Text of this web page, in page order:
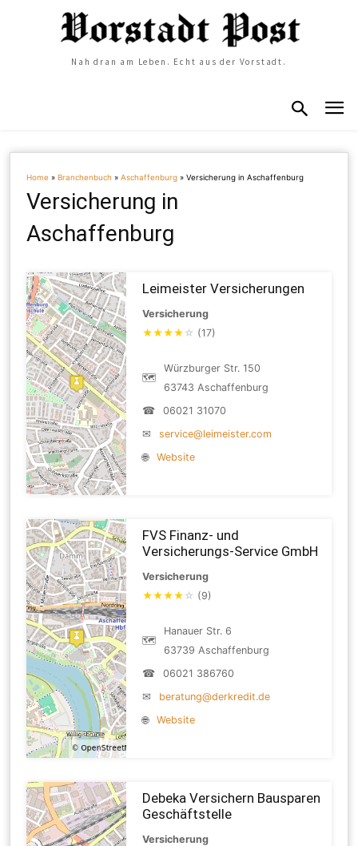
Nah dran am Leben. Echt aus der Vorstadt.
Home »Branchenbuch »Aschaffenburg »Versicherung in Aschaffenburg
Versicherung in
Aschaffenburg
Leimeister Versicherungen
Versicherung
★★★★ ☆ (17)
🗺
Würzburger Str. 150
63743 Aschaffenburg
☎
06021 31070
✉
service@leimeister.com
🌐
Website
FVS Finanz- und
Versicherungs-Service GmbH
Versicherung
★★★★ ☆ (9)
🗺
Hanauer Str. 6
63739 Aschaffenburg
☎
06021 386760
✉
beratung@derkredit.de
🌐
Website
Debeka Versichern Bausparen
Geschäftstelle
Versicherung